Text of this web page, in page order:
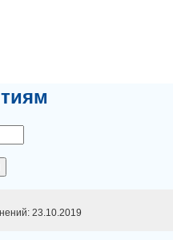
23.10.2019